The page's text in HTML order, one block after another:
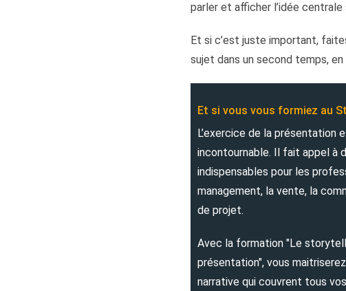
parler et afficher l’idée centrale
Et si c’est juste important,
sujet dans un second temps,
Et si vous vous formiez au
L’exercice de la présentation
incontournable. Il fait appel à
indispensables pour les
management, la vente, la
de projet.
Avec la formation "Le
présentation", vous
narrative qui couvrent tous